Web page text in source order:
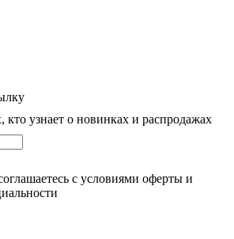
кто узнает о новинках и распродажах
с условиями оферты и